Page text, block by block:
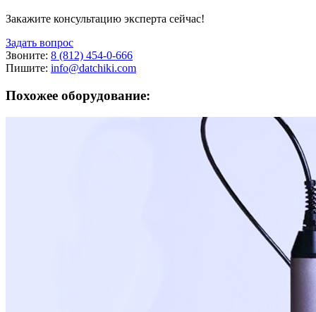
Закажите консультацию эксперта сейчас!
Задать вопрос
Звоните: 8 (812) 454-0-666
Пишите: info@datchiki.com
Похожее оборудование: